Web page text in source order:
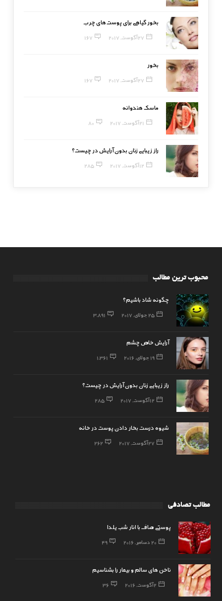
بخور گیاهی برای پوست‌های چرب
27 آگوست, 2017 167
بخور
27 آگوست, 2017 167
ماسک هندوانه
21 آگوست, 2017 80
راز زیبایی زنان بدون آرایش در چیست؟
12 آگوست, 2017 285
محبوب ترین مطالب
چگونه شاد باشیم؟
25 جولای, 2017 3,891
آرایش خاص چشم
19 جولای, 2016 1,361
راز زیبایی زنان بدون آرایش در چیست؟
12 آگوست, 2017 285
شیوه درست بخار دادن پوست در خانه
27 آگوست, 2017 262
مطالب تصادفی
پوستی صاف با انار شب یلدا
20 دسامبر, 2016 49
ناخن های سالم و بیمار را بشناسیم
2 آگوست, 2016 36